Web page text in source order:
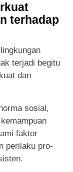
terhadap
terjadi begitu
dan
sosial,
faktor
perilaku pro-